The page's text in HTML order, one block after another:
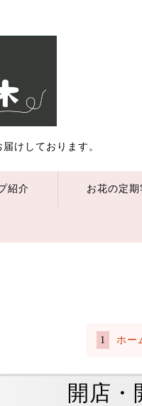
けしております。
紹介 お花の定期
ホー
開店・